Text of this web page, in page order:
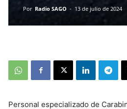
Por Radio SAGO - 13 de julio de 2024
Personal especializado de